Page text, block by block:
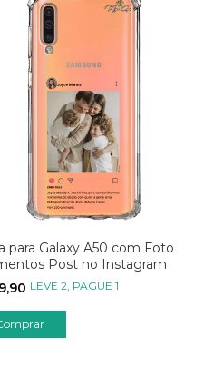
para Galaxy A50 com Foto
Post no Instagram
LEVE 2, PAGUE 1